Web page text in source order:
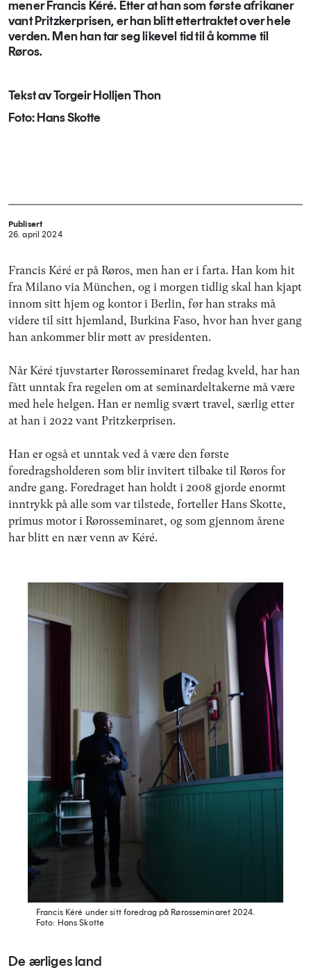
mener Francis Kéré. Etter at han som første afrikaner
vant Pritzkerprisen, er han blitt ettertraktet over hele
verden. Men han tar seg likevel tid til å komme til
Røros.
Tekst av Torgeir Holljen Thon
Foto: Hans Skotte
Publisert
26. april 2024
Francis Kéré er på Røros, men han er i farta. Han kom hit
fra Milano via München, og i morgen tidlig skal han kjapt
innom sitt hjem og kontor i Berlin, før han straks må
videre til sitt hjemland, Burkina Faso, hvor han hver gang
han ankommer blir møtt av presidenten.
Når Kéré tjuvstarter Rørosseminaret fredag kveld, har han
fått unntak fra regelen om at seminardeltakerne må være
med hele helgen. Han er nemlig svært travel, særlig etter
at han i 2022 vant Pritzkerprisen.
Han er også et unntak ved å være den første
foredragsholderen som blir invitert tilbake til Røros for
andre gang. Foredraget han holdt i 2008 gjorde enormt
inntrykk på alle som var tilstede, forteller Hans Skotte,
primus motor i Rørosseminaret, og som gjennom årene
har blitt en nær venn av Kéré.
Francis Kéré under sitt foredrag på Rørosseminaret 2024.
Foto: Hans Skotte
De ærliges land